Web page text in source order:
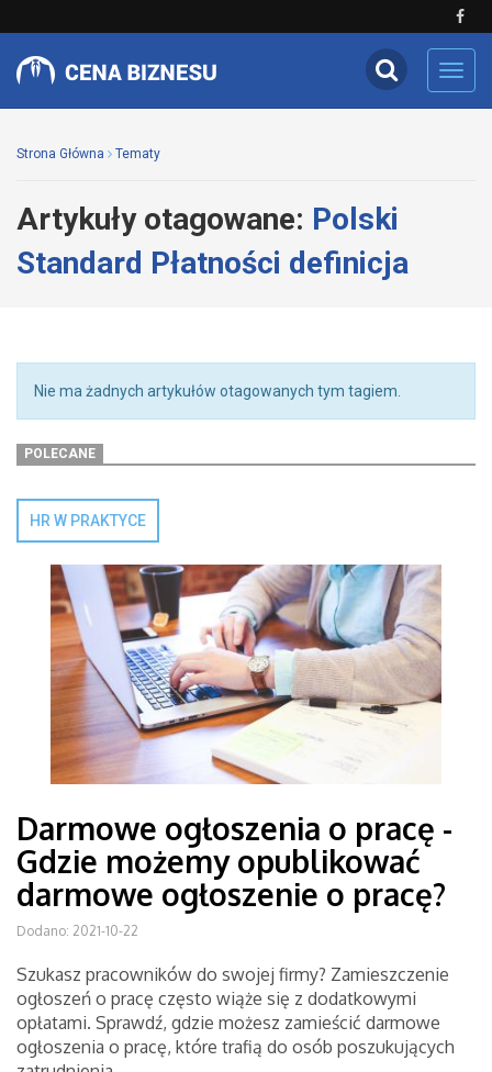
Strona Główna Tematy
Artykuły otagowane: Polski
Standard Płatności definicja
Nie ma żadnych artykułów otagowanych tym tagiem.
POLECANE
HR W PRAKTYCE
Darmowe ogłoszenia o pracę -
Gdzie możemy opublikować
darmowe ogłoszenie o pracę?
Dodano: 2021-10-22
Szukasz pracowników do swojej firmy? Zamieszczenie
ogłoszeń o pracę często wiąże się z dodatkowymi
opłatami. Sprawdź, gdzie możesz zamieścić darmowe
ogłoszenia o pracę, które trafią do osób poszukujących